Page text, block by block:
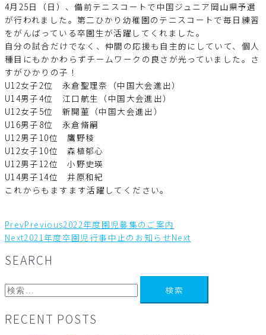
4月25日（日）、備前テニスコートで中国ジュニア岡山県予選
が行われました。第二ひかり幼稚園のテニスコートで毎日練習
をがんばっている卒園生が活躍してくれました。
自分の試合だけでなく、仲間の応援も自主的にしていて、個人
種目にもかかわらずチームワークの良さが光っていました。さ
すがひかりの子！
U12女子2位 永倉聖理奈（中国大会進出）
U14男子4位 江口航生（中国大会進出）
U12女子5位 新開菫（中国大会進出）
U16男子8位 永倉脩嗣
U12男子10位 鷹野稜
U12女子10位 森植郁心
U12男子12位 小野史瑛
U14男子14位 井原和紀
これからもますます活躍してください。
PrevPrevious2022年度園児募集のご案内
Next2021年度卒園児行事中止のお知らせNext
SEARCH
RECENT POSTS